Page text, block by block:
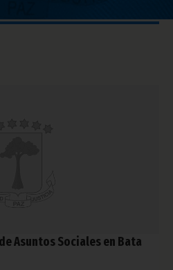
Asuntos Sociales en Bata